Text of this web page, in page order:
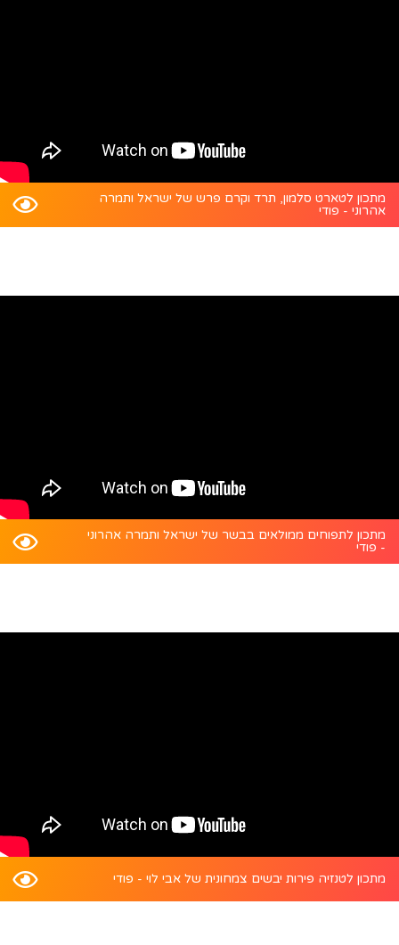
מתכון לטארט סלמון, תרד וקרם פרש של ישראל ותמרה
אהרוני - פודי
מתכון לתפוחים ממולאים בבשר של ישראל ותמרה אהרוני
- פודי
מתכון לטנזיה פירות יבשים צמחונית של אבי לוי - פודי